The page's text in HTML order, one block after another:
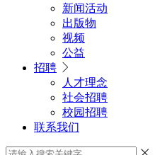
新闻活动
出版物
视频
公益
招聘
人才理念
社会招聘
校园招聘
联系我们